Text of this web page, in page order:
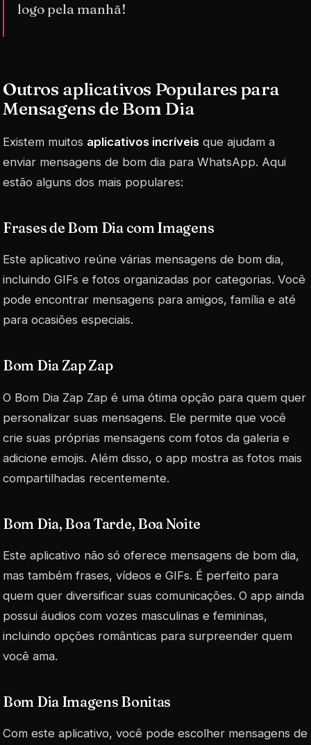
logo pela manhã!
Outros aplicativos Populares para
Mensagens de Bom Dia
Existem muitos aplicativos incríveis que ajudam a
enviar mensagens de bom dia para WhatsApp. Aqui
estão alguns dos mais populares:
Frases de Bom Dia com Imagens
Este aplicativo reúne várias mensagens de bom dia,
incluindo GIFs e fotos organizadas por categorias. Você
pode encontrar mensagens para amigos, família e até
para ocasiões especiais.
Bom Dia Zap Zap
O Bom Dia Zap Zap é uma ótima opção para quem quer
personalizar suas mensagens. Ele permite que você
crie suas próprias mensagens com fotos da galeria e
adicione emojis. Além disso, o app mostra as fotos mais
compartilhadas recentemente.
Bom Dia, Boa Tarde, Boa Noite
Este aplicativo não só oferece mensagens de bom dia,
mas também frases, vídeos e GIFs. É perfeito para
quem quer diversificar suas comunicações. O app ainda
possui áudios com vozes masculinas e femininas,
incluindo opções românticas para surpreender quem
você ama.
Bom Dia Imagens Bonitas
Com este aplicativo, você pode escolher mensagens de